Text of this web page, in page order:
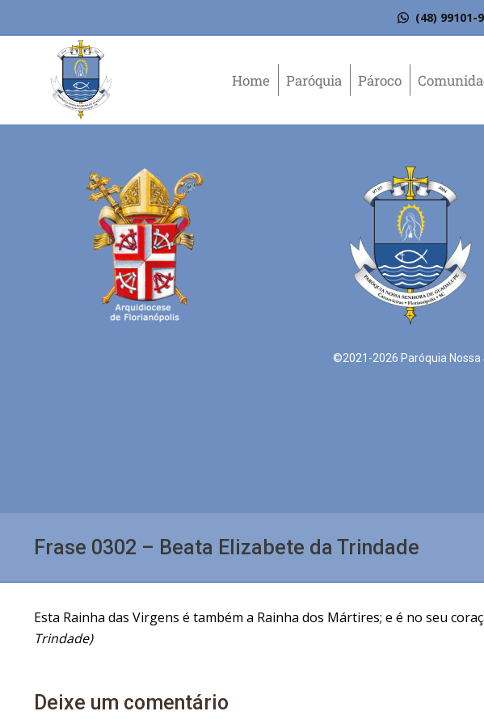
(48) 99101-
Home Paróquia Pároco
Frase 0302 – Beata Elizabete da Trindade
Esta Rainha das Virgens é também a Rainha dos Mártires; e é no seu
Trindade)
Deixe um comentário
©2021-2026 Paróquia Nossa